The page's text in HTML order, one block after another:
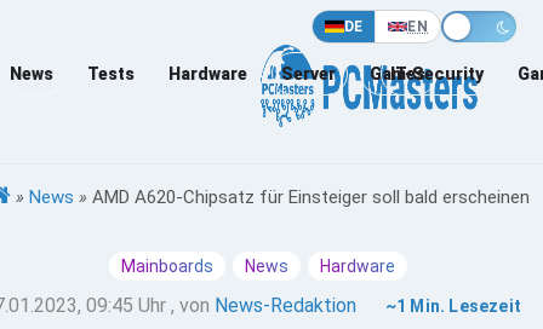
DE EN
News Tests Hardware Server Games
IT-Security
» News » AMD A620-Chipsatz für Einsteiger soll bald erscheinen
Mainboards News Hardware
09:45 Uhr , von News-Redaktion ~1 Min. Lesezeit